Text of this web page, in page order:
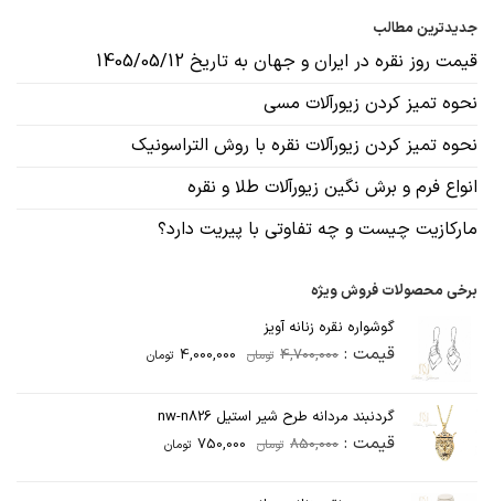
جدیدترین مطالب
قیمت روز نقره در ایران و جهان به تاریخ 1405/05/12
نحوه تمیز کردن زیورآلات مسی
نحوه تمیز کردن زیورآلات نقره با روش التراسونیک
انواع فرم و برش نگین زیورآلات طلا و نقره
مارکازیت چیست و چه تفاوتی با پیریت دارد؟
برخی محصولات فروش ویژه
گوشواره نقره زنانه آویز
قیمت : 4,700,000 تومان
قیمت
بود.
4,000,000 تومانقیمت
گردنبند مردانه طرح شیر استیل nw-n826
قیمت : 850,000 تومان
قیمت
750,000 تومانقیمت